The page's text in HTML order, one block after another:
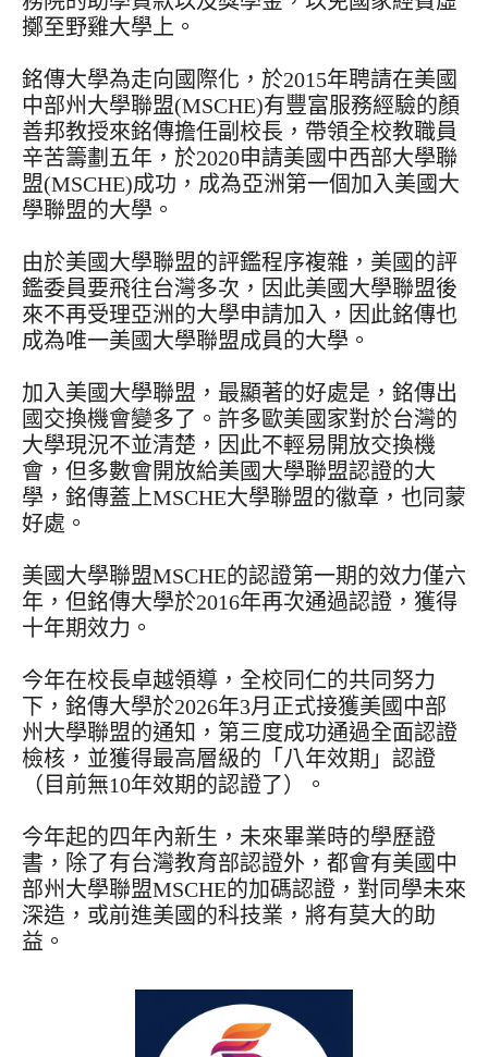
擲至野雞大學上。
銘傳大學為走向國際化，於2015年聘請在美國
中部州大學聯盟(MSCHE)有豐富服務經驗的顏
善邦教授來銘傳擔任副校長，帶領全校教職員
辛苦籌劃五年，於2020申請美國中西部大學聯
盟(MSCHE)成功，成為亞洲第一個加入美國大
學聯盟的大學。
由於美國大學聯盟的評鑑程序複雜，美國的評
鑑委員要飛往台灣多次，因此美國大學聯盟後
來不再受理亞洲的大學申請加入，因此銘傳也
成為唯一美國大學聯盟成員的大學。
加入美國大學聯盟，最顯著的好處是，銘傳出
國交換機會變多了。許多歐美國家對於台灣的
大學現況不並清楚，因此不輕易開放交換機
會，但多數會開放給美國大學聯盟認證的大
學，銘傳蓋上MSCHE大學聯盟的徽章，也同蒙
好處。
美國大學聯盟MSCHE的認證第一期的效力僅六
年，但銘傳大學於2016年再次通過認證，獲得
十年期效力。
今年在校長卓越領導，全校同仁的共同努力
下，銘傳大學於2026年3月正式接獲美國中部
州大學聯盟的通知，第三度成功通過全面認證
檢核，並獲得最高層級的「八年效期」認證
（目前無10年效期的認證了）。
今年起的四年內新生，未來畢業時的學歷證
書，除了有台灣教育部認證外，都會有美國中
部州大學聯盟MSCHE的加碼認證，對同學未來
深造，或前進美國的科技業，將有莫大的助
益。